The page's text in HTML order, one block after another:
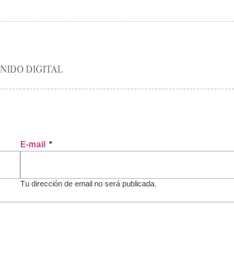
DIGITAL
E-mail *
Tu dirección de email no será publicada.